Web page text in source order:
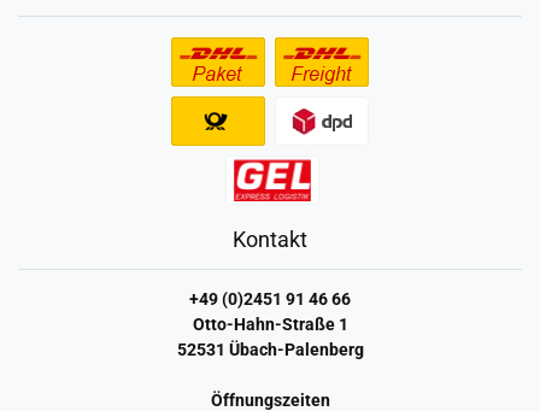
Kontakt
+49 (0)2451 91 46 66
Otto-Hahn-Straße 1
52531 Übach-Palenberg
Öffnungszeiten